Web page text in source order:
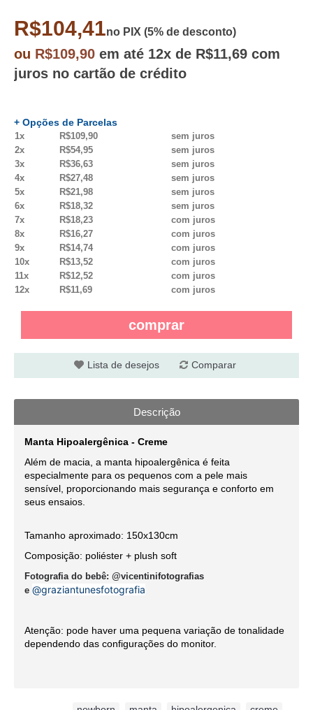
R$104,41no PIX (5% de desconto)
ou R$109,90 em até 12x de R$11,69 com
juros no cartão de crédito
+ Opções de Parcelas
1x R$109,90
sem juros
2x
R$54,95
sem juros
3x
R$36,63
sem juros
4x
R$27,48
sem juros
5x
R$21,98
sem juros
6x
R$18,32
sem juros
7x
R$18,23
com juros
8x
R$16,27
com juros
9x
R$14,74
com juros
10x
R$13,52
com juros
11x
R$12,52
com juros
12x
R$11,69 com juros
comprar
Lista de desejos Comparar
Descrição
Manta Hipoalergênica - Creme
Além de macia, a manta hipoalergênica é feita
especialmente para os pequenos com a pele mais
sensível, proporcionando mais segurança e conforto em
seus ensaios.
Tamanho aproximado: 150x130cm
Composição: poliéster + plush soft
Fotografia do bebê: @vicentinifotografias
e @graziantunesfotografia
Atenção: pode haver uma pequena variação de tonalidade
dependendo das configurações do monitor.